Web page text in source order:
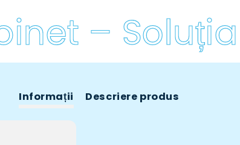
– Soluția
Informații Descriere produs